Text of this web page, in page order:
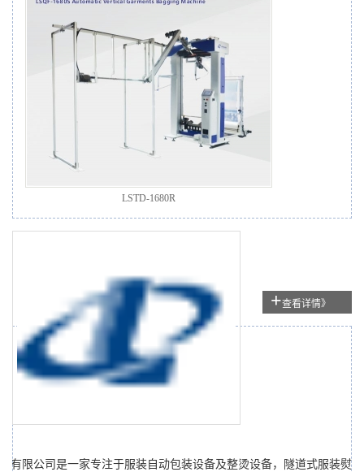
LSTD-1680R
有限公司是一家专注于服装自动包装设备及整烫设备，隧道式服装熨
+查看详情》